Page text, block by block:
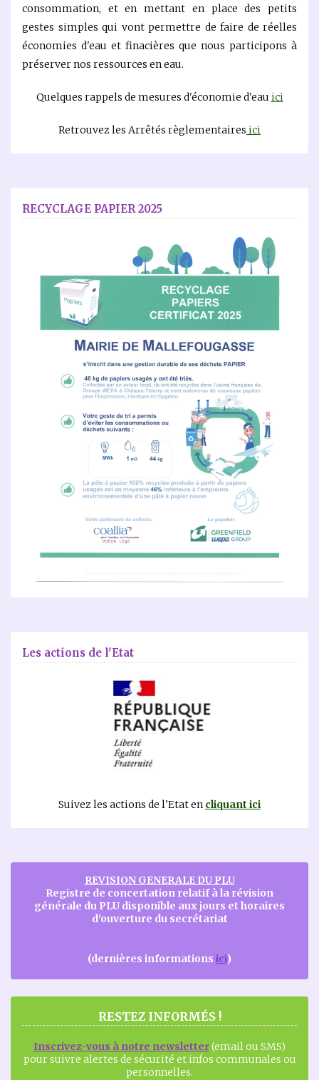
REVISION GENERALE DU PLU
Registre de concertation relatif à la révision
générale du PLU disponible aux jours et horaires
d'ouverture du secrétariat
(dernières informations ici)
RESTEZ INFORMÉS !
Inscrivez-vous à notre newsletter(email ou SMS)
pour suivre alertes de sécurité et infos communales ou
personnelles.
consommation, et en mettant en place des petits
gestes simples qui vont permettre de faire de réelles
économies d'eau et finacières que nous participons à
préserver nos ressources en eau.
Quelques rappels de mesures d'économie d'eau ici
Retrouvez les Arrêtés règlementaires ici
RECYCLAGE PAPIER 2025
Les actions de l'Etat
Suivez les actions de l'Etat en cliquant ici